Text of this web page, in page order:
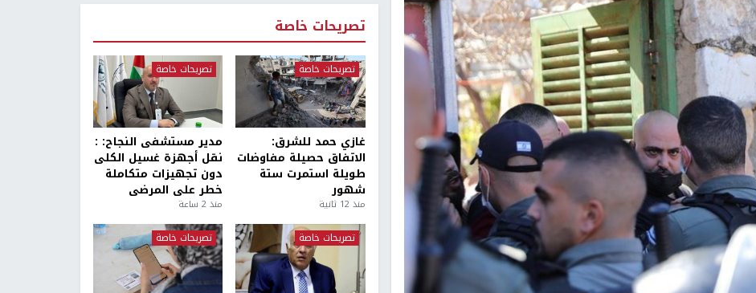
تصريحات خاصة
تصريحات خاصة
غازي حمد للشرق:
الاتفاق حصيلة مفاوضات
طويلة استمرت ستة
شهور
منذ 12 ثانية
تصريحات خاصة
مدير مستشفى النجاح: :
نقل أجهزة غسيل الكلى
دون تجهيزات متكاملة
خطر على المرضى
منذ 2 ساعة
تصريحات خاصة تصريحات خاصة